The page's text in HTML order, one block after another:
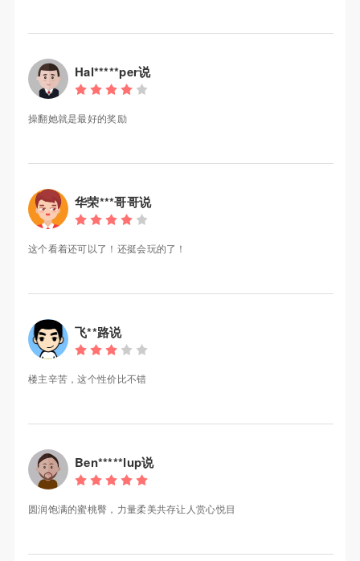
Hal*****per说
操翻她就是最好的奖励
华荣***哥哥说
这个看着还可以了！还挺会玩的了！
飞**路说
楼主辛苦，这个性价比不错
Ben*****lup说
圆润饱满的蜜桃臀，力量柔美共存让人赏心悦目